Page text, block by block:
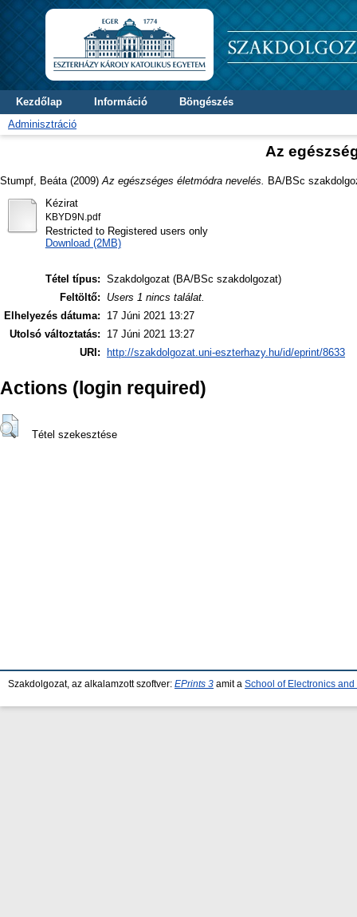
Kezdőlap Információ
Böngészés
Adminisztráció
Az
Stumpf, Beáta (2009) Az egészséges életmódra nevelés.
BA/BSc
Kézirat
KBYD9N.pdf
Restricted to Registered users only
Download (2MB)
Tétel típus: Szakdolgozat (BA/BSc szakdolgozat)
Feltöltő:
Users 1 nincs találat.
Elhelyezés dátuma:
17 Júni 2021 13:27
Utolsó változtatás:
17 Júni 2021 13:27
URI:
http://szakdolgozat.uni-eszterhazy.hu/id/eprint/8633
Actions (login required)
Tétel szekesztése
Szakdolgozat, az alkalamzott szoftver: EPrints 3 amit a School of Electronics